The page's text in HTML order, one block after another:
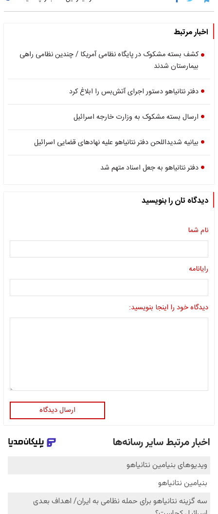
اخبار مرتبط
کشف بسته مشکوک در پایگاه نظامی آمریکا / چندین نظامی راهی
بیمارستان شدند
دفتر نتانیاهو دستور اجرای آتش‌بس را ابلاغ کرد
ارسال بسته مشکوک به وزارت خارجه اسرائیل
بیانیه شدیداللحن دفتر نتانیاهو علیه نهادهای قضایی اسرائیل
دفتر نتانیاهو به جعل اسناد متهم شد
دیدگاه تان را بنویسید
نام شما
رایانامه
دیدگاه خود را اینجا بنویسید:
ارسال دیدگاه